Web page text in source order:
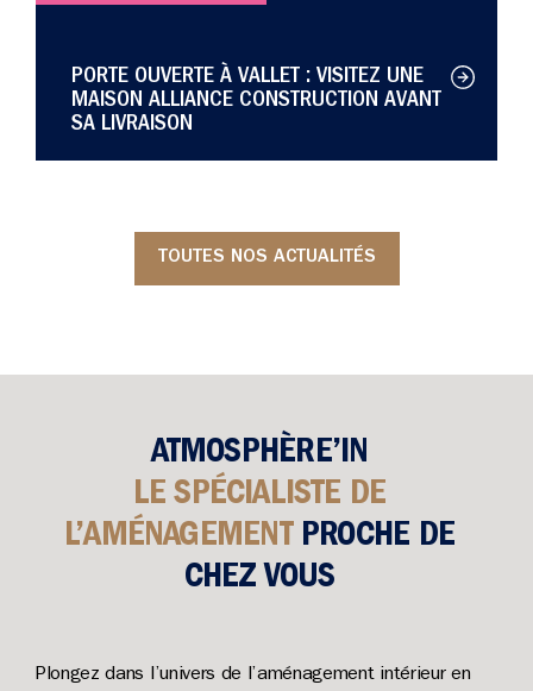
PORTE OUVERTE À VALLET : VISITEZ UNE
MAISON ALLIANCE CONSTRUCTION AVANT
SA LIVRAISON
TOUTES NOS ACTUALITÉS
ATMOSPHÈRE’IN
LE SPÉCIALISTE DE
L’AMÉNAGEMENTPROCHE DE
CHEZ VOUS
Plongez dans l’univers de l’aménagement intérieur en